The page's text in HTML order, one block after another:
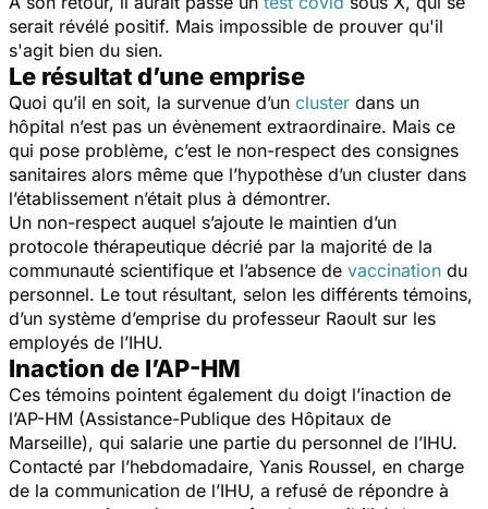
serait révélé positif. Mais impossible de prouver qu'il
s'agit bien du sien.
Le résultat d’une emprise
Quoi qu’il en soit, la survenue d’un cluster dans un
hôpital n’est pas un évènement extraordinaire. Mais ce
qui pose problème, c’est le non-respect des consignes
sanitaires alors même que l’hypothèse d’un cluster dans
l’établissement n’était plus à démontrer.
Un non-respect auquel s’ajoute le maintien d’un
protocole thérapeutique décrié par la majorité de la
communauté scientifique et l’absence de vaccination du
personnel. Le tout résultant, selon les différents témoins,
d’un système d’emprise du professeur Raoult sur les
employés de l’IHU.
Inaction de l’AP-HM
Ces témoins pointent également du doigt l’inaction de
l’AP-HM (Assistance-Publique des Hôpitaux de
Marseille), qui salarie une partie du personnel de l’IHU.
Contacté par l’hebdomadaire, Yanis Roussel, en charge
de la communication de l’IHU, a refusé de répondre à